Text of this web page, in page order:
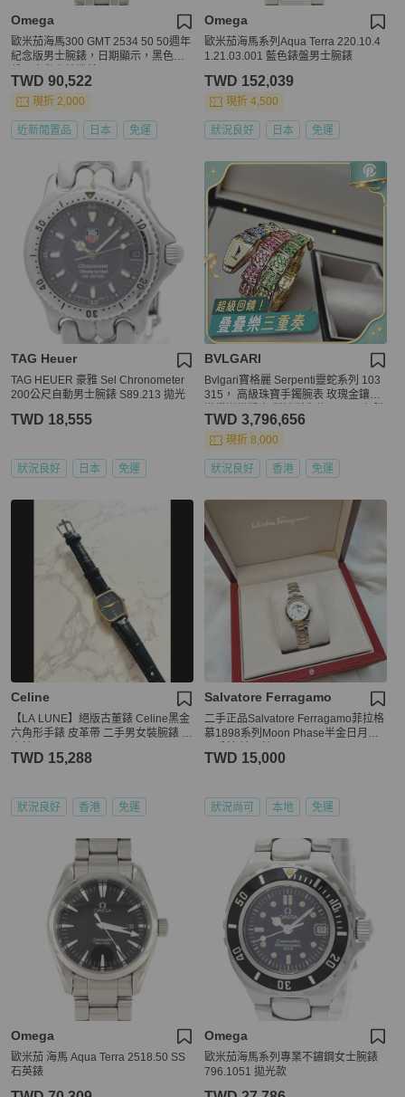
Omega
歐米茄海馬300 GMT 2534 50 50週年
紀念版男士腕錶，日期顯示，黑色錶
TWD 90,522
現折 2,000
近新閒置品 日本 免運
Omega
歐米茄海馬系列Aqua Terra 220.10.4
1.21.03.001 藍色錶盤男士腕錶
TWD 152,039
現折 4,500
狀況良好 日本 免運
TAG Heuer
TAG HEUER 豪雅 Sel Chronometer
200公尺自動男士腕錶 S89.213 拋光
TWD 18,555
狀況良好 日本 免運
BVLGARI
Bvlgari寶格麗 Serpenti靈蛇系列 103
315， 高級珠寶手鐲腕表 玫瑰金鑲嵌
入
TWD 3,796,656
現折 8,000
狀況良好 香港 免運
Celine
【LA LUNE】絕版古董錶 Celine黑金
六角形手錶 皮革帶 二手男女裝腕錶 中
TWD 15,288
狀況良好 香港 免運
Salvatore Ferragamo
二手正品Salvatore Ferragamo菲拉格
慕1898系列Moon Phase半金日月星
TWD 15,000
狀況尚可 本地 免運
Omega
歐米茄 海馬 Aqua Terra 2518.50 SS
石英錶
Omega
歐米茄海馬系列專業不鏽鋼女士腕錶
796.1051 拋光款